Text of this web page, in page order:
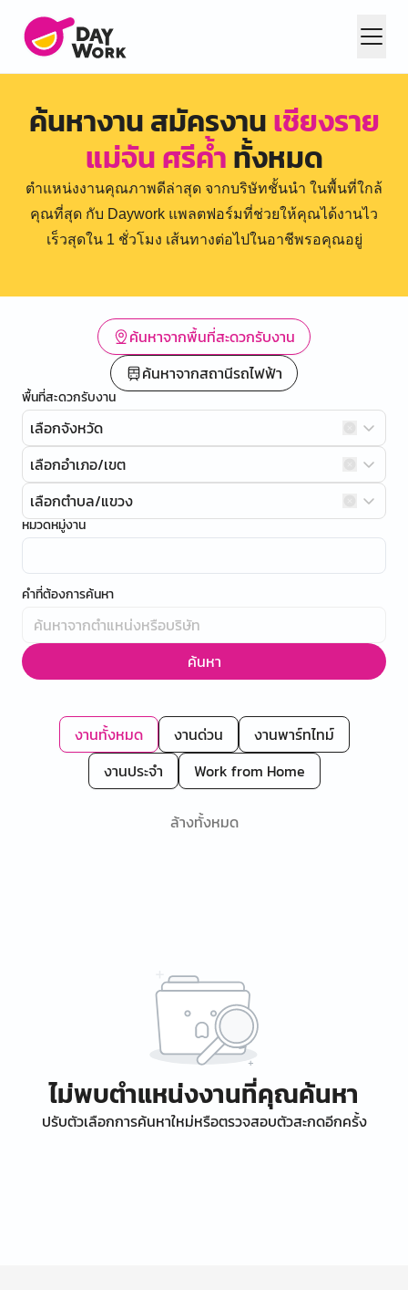
ค้นหางาน สมัครงานเชียงราย
แม่จัน ศรีค้ำทั้งหมด
ตำแหน่งงานคุณภาพดีล่าสุด จากบริษัทชั้นนำ ในพื้นที่ใกล้
คุณที่สุด กับ Daywork แพลตฟอร์มที่ช่วยให้คุณได้งานไว
เร็วสุดใน 1 ชั่วโมง เส้นทางต่อไปในอาชีพรอคุณอยู่
ค้นหาจากพื้นที่สะดวกรับงาน
ค้นหาจากสถานีรถไฟฟ้า
พื้นที่สะดวกรับงาน
เลือกจังหวัด
เลือกอำเภอ/เขต
เลือกตำบล/แขวง
หมวดหมู่งาน
คำที่ต้องการค้นหา
ค้นหา
งานทั้งหมด งานด่วน
งานพาร์ทไทม์
งานประจำ
Work from Home
ล้างทั้งหมด
ไม่พบตำแหน่งงานที่คุณค้นหา
ปรับตัวเลือกการค้นหาใหม่หรือตรวจสอบตัวสะกดอีกครั้ง